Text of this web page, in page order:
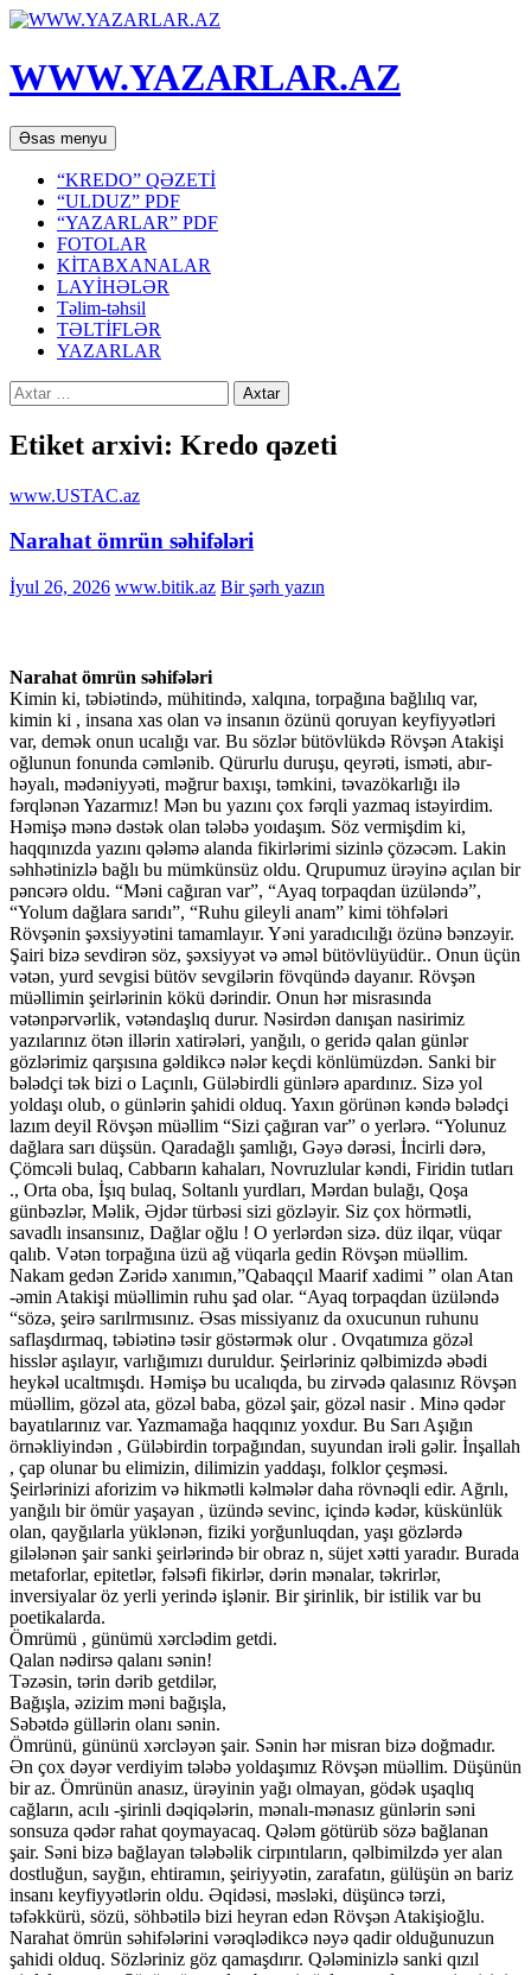
WWW.YAZARLAR.AZ
Axtar
Əsas menyu Mühtəviyyata
keç
“KREDO” QƏZETİ
“ULDUZ” PDF
“YAZARLAR” PDF
FOTOLAR
KİTABXANALAR
LAYİHƏLƏR
Təlim-təhsil
TƏLTİFLƏR
YAZARLAR
Axtarış:
Etiket arxivi: Kredo qəzeti
www.USTAC.az
Narahat ömrün səhifələri
İyul 26, 2026 www.bitik.az Bir şərh yazın
Narahat ömrün səhifələri
Kimin ki, təbiətində, mühitində, xalqına, torpağına bağlılıq var,
kimin ki , insana xas olan və insanın özünü qoruyan keyfiyyətləri
var, demək onun ucalığı var. Bu sözlər bütövlükdə Rövşən Atakişi
oğlunun fonunda cəmlənib. Qürurlu duruşu, qeyrəti, isməti, abır-
həyalı, mədəniyyəti, məğrur baxışı, təmkini, təvazökarlığı ilə
fərqlənən Yazarmız! Mən bu yazını çox fərqli yazmaq istəyirdim.
Həmişə mənə dəstək olan tələbə yoıdaşım. Söz vermişdim ki,
haqqınızda yazını qələmə alanda fikirlərimi sizinlə çözəcəm. Lakin
səhhətinizlə bağlı bu mümkünsüz oldu. Qrupumuz ürəyinə açılan bir
pəncərə oldu. “Məni cağıran var”, “Ayaq torpaqdan üzüləndə”,
“Yolum dağlara sarıdı”, “Ruhu gileyli anam” kimi töhfələri
Rövşənin şəxsiyyətini tamamlayır. Yəni yaradıcılığı özünə bənzəyir.
Şairi bizə sevdirən söz, şəxsiyyət və əməl bütövlüyüdür.. Onun üçün
vətən, yurd sevgisi bütöv sevgilərin fövqündə dayanır. Rövşən
müəllimin şeirlərinin kökü dərindir. Onun hər misrasında
vətənpərvərlik, vətəndaşlıq durur. Nəsirdən danışan nasirimiz
yazılarınız ötən illərin xatirələri, yanğılı, o geridə qalan günlər
gözlərimiz qarşısına gəldikcə nələr keçdi könlümüzdən. Sanki bir
bələdçi tək bizi o Laçınlı, Güləbirdli günlərə apardınız. Sizə yol
yoldaşı olub, o günlərin şahidi olduq. Yaxın görünən kəndə bələdçi
lazım deyil Rövşən müəllim “Sizi çağıran var” o yerlərə. “Yolunuz
dağlara sarı düşsün. Qaradağlı şamlığı, Gəyə dərəsi, İncirli dərə,
Çömcəli bulaq, Cabbarın kahaları, Novruzlular kəndi, Firidin tutları
., Orta oba, İşıq bulaq, Soltanlı yurdları, Mərdan bulağı, Qoşa
günbəzlər, Məlik, Əjdər türbəsi sizi gözləyir. Siz çox hörmətli,
savadlı insansınız, Dağlar oğlu ! O yerlərdən sizə. düz ilqar, vüqar
qalıb. Vətən torpağına üzü ağ vüqarla gedin Rövşən müəllim.
Nakam gedən Zəridə xanımın,”Qabaqçıl Maarif xadimi ” olan Atan
-əmin Atakişi müəllimin ruhu şad olar. “Ayaq torpaqdan üzüləndə
“sözə, şeirə sarılrmısınız. Əsas missiyanız da oxucunun ruhunu
saflaşdırmaq, təbiətinə təsir göstərmək olur . Ovqatımıza gözəl
hisslər aşılayır, varlığımızı duruldur. Şeirləriniz qəlbimizdə əbədi
heykəl ucaltmışdı. Həmişə bu ucalıqda, bu zirvədə qalasınız Rövşən
müəllim, gözəl ata, gözəl baba, gözəl şair, gözəl nasir . Minə qədər
bayatılarınız var. Yazmamağa haqqınız yoxdur. Bu Sarı Aşığın
örnəkliyindən , Güləbirdin torpağından, suyundan irəli gəlir. İnşallah
, çap olunar bu elimizin, dilimizin yaddaşı, folklor çeşməsi.
Şeirlərinizi aforizim və hikmətli kəlmələr daha rövnəqli edir. Ağrılı,
yanğılı bir ömür yaşayan , üzündə sevinc, içində kədər, küskünlük
olan, qayğılarla yüklənən, fiziki yorğunluqdan, yaşı gözlərdə
gilələnən şair sanki şeirlərində bir obraz n, süjet xətti yaradır. Burada
metaforlar, epitetlər, fəlsəfi fikirlər, dərin mənalar, təkrirlər,
inversiyalar öz yerli yerində işlənir. Bir şirinlik, bir istilik var bu
poetikalarda.
Ömrümü , günümü xərclədim getdi.
Qalan nədirsə qalanı sənin!
Təzəsin, tərin dərib getdilər,
Bağışla, əzizim məni bağışla,
Səbətdə güllərin olanı sənin.
Ömrünü, gününü xərcləyən şair. Sənin hər misran bizə doğmadır.
Ən çox dəyər verdiyim tələbə yoldaşımız Rövşən müəllim. Düşünün
bir az. Ömrünün anasız, ürəyinin yağı olmayan, gödək uşaqlıq
cağların, acılı -şirinli dəqiqələrin, mənalı-mənasız günlərin səni
sonsuza qədər rahat qoymayacaq. Qələm götürüb sözə bağlanan
şair. Səni bizə bağlayan tələbəlik cirpıntıların, qəlbimilzdə yer alan
dostluğun, sayğın, ehtiramın, şeiriyyətin, zarafatın, gülüşün ən bariz
insanı keyfiyyətlərin oldu. Əqidəsi, məsləki, düşüncə tərzi,
təfəkkürü, sözü, söhbətilə bizi heyran edən Rövşən Atakişioğlu.
Narahat ömrün səhifələrini vərəqlədikcə nəyə qadir olduğunuzun
şahidi olduq. Sözləriniz göz qamaşdırır. Qələminizlə sanki qızıl